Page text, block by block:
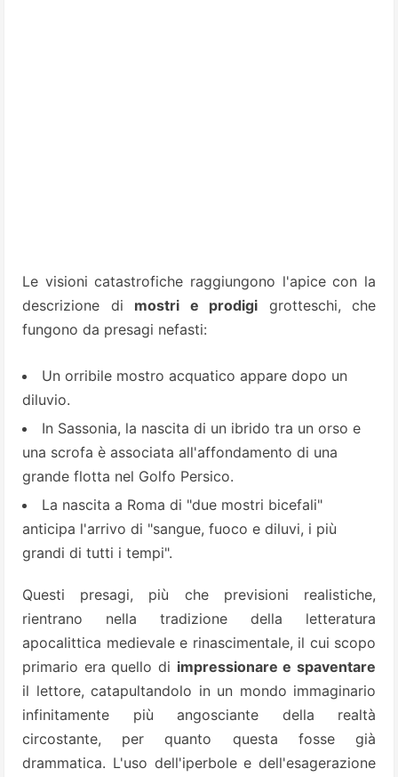
Le visioni catastrofiche raggiungono l'apice con la
descrizione di mostri e prodigi grotteschi, che
fungono da presagi nefasti:
Un orribile mostro acquatico appare dopo un
diluvio.
In Sassonia, la nascita di un ibrido tra un orso e
una scrofa è associata all'affondamento di una
grande flotta nel Golfo Persico.
La nascita a Roma di "due mostri bicefali"
anticipa l'arrivo di "sangue, fuoco e diluvi, i più
grandi di tutti i tempi".
Questi presagi, più che previsioni realistiche,
rientrano nella tradizione della letteratura
apocalittica medievale e rinascimentale, il cui scopo
primario era quello di impressionare e spaventare
il lettore, catapultandolo in un mondo immaginario
infinitamente più angosciante della realtà
circostante, per quanto questa fosse già
drammatica. L'uso dell'iperbole e dell'esagerazione